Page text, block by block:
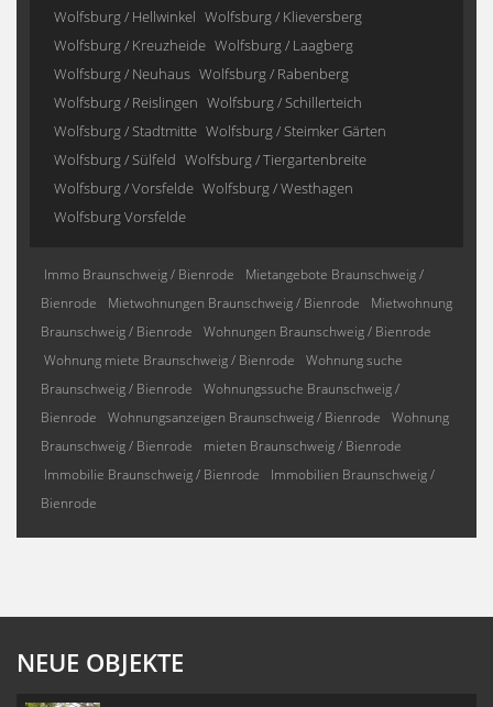
Wolfsburg / Hellwinkel Wolfsburg / Klieversberg
Wolfsburg / Kreuzheide Wolfsburg / Laagberg
Wolfsburg / Neuhaus Wolfsburg / Rabenberg
Wolfsburg / Reislingen Wolfsburg / Schillerteich
Wolfsburg / Stadtmitte Wolfsburg / Steimker Gärten
Wolfsburg / Sülfeld Wolfsburg / Tiergartenbreite
Wolfsburg / Vorsfelde Wolfsburg / Westhagen
Wolfsburg Vorsfelde
Immo Braunschweig / Bienrode
Mietangebote Braunschweig /
Bienrode
Mietwohnungen Braunschweig / Bienrode
Mietwohnung
Braunschweig / Bienrode
Wohnungen Braunschweig / Bienrode
Wohnung miete Braunschweig / Bienrode
Wohnung suche
Braunschweig / Bienrode
Wohnungssuche Braunschweig /
Bienrode
Wohnungsanzeigen Braunschweig / Bienrode
Wohnung
Braunschweig / Bienrode
mieten Braunschweig / Bienrode
Immobilie Braunschweig / Bienrode
Immobilien Braunschweig /
Bienrode
NEUE OBJEKTE